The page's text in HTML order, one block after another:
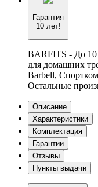
Гарантия
10 лет!
BARFITS - До
для домашних
Barbell,
Остальные
Описание
Характеристики
Комплектация
Гарантии
Отзывы
Пункты выдачи